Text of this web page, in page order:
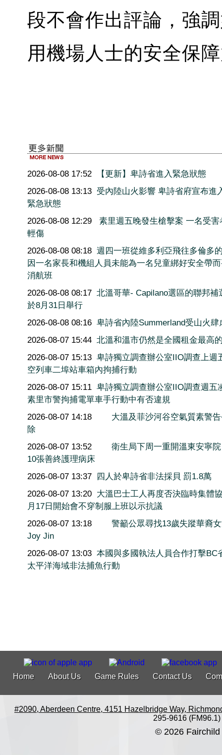
段不會作出評論，強
用機場人士的安全保
2026-08-08 17:52
【更新】卑詩省進入緊急狀態
2026-08-08 13:13 受內陸山火影響 卑詩省府宣布進
緊急狀態
2026-08-08 12:29
素里週五晚發生槍擊案 一名受害
輕傷
2026-08-08 08:18 週四一班從維多利亞飛往多倫多
因一名家長和機組人員未能為一名兒童綁好安全帶
消航班
2026-08-08 08:17 北溫哥華- Capilano選區的聯邦補
於8月31日舉行
2026-08-08 08:16 卑詩省內陸Summerland受山火肆
2026-08-07 15:44 北溫和溫市仍然是全國租金最高
2026-08-07 15:13 卑詩獨立調查辦公室IIO調查上週
空列車二埠站車箱內拘捕行動
2026-08-07 15:11 卑詩獨立調查辦公室IIO調查週五
素里市警拘捕電單車手行動中有否違規
2026-08-07 14:18
大溫及菲沙河谷空氣質素警
除
2026-08-07 13:52
衛生局下周一重開溫東安寧
10張善終護理病床
2026-08-07 13:37 四人於卑詩省非法採貝 罰1.8萬
2026-08-07 13:20 大溫巴士工人再度否決臨時集體
月17日開始會不穿制服上班以示抗議
2026-08-07 13:18
警籲公眾尋找13歲失蹤華裔
Joy Jin
2026-08-07 13:03 本國與多國執法人員合作打擊BC
太平洋海域非法捕魚行動
Home About Us Game Rules Contact Us
#2090, Aberdeen Centre, 4151 Hazelbridge Way,
295-9616 (FM96.1)
© 2026 Fairchild